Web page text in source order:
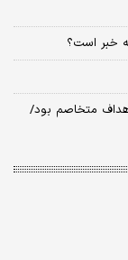
خبر است؟
متخاصم بود/